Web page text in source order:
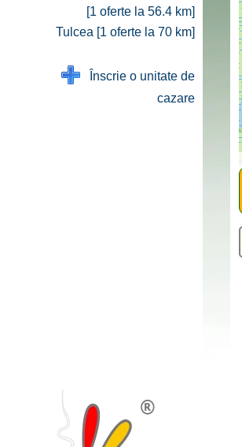
[1 oferte la 56.4 km]
Tulcea [1 oferte la 70 km]
Înscrie o unitate de
cazare